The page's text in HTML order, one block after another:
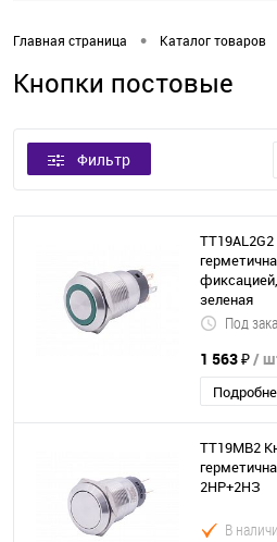
Главная страница • Каталог товаров
Кнопки постовые
Фильтр
зеленая
Под
1 563 ₽/
TT19MB2
2НР+2НЗ
В